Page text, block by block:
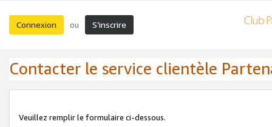
Connexion ou S’inscrire
Contacter le service clientèle
Veuillez remplir le formulaire ci-dessous.